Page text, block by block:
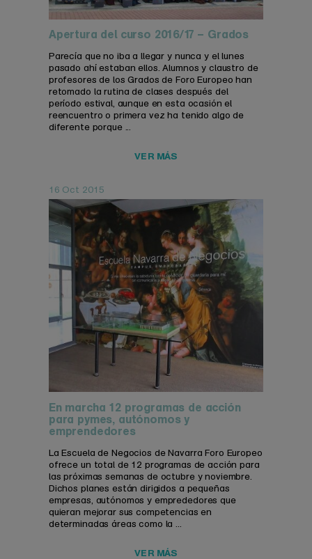
Apertura del curso 2016/17 – Grados
Parecía que no iba a llegar y nunca y el lunes
pasado ahí estaban ellos. Alumnos y claustro de
profesores de los Grados de Foro Europeo han
retomado la rutina de clases después del
período estival, aunque en esta ocasión el
reencuentro o primera vez ha tenido algo de
diferente porque ...
VER MÁS
16 Oct 2015
En marcha 12 programas de acción
para pymes, autónomos y
emprendedores
La Escuela de Negocios de Navarra Foro Europeo
ofrece un total de 12 programas de acción para
las próximas semanas de octubre y noviembre.
Dichos planes están dirigidos a pequeñas
empresas, autónomos y emprededores que
quieran mejorar sus competencias en
determinadas áreas como la ...
VER MÁS